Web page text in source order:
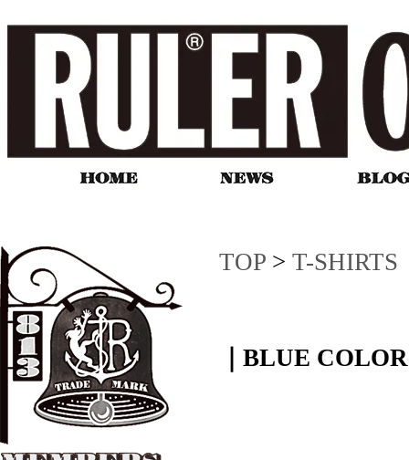
TOP > T-SHIRTS
｜BLUE